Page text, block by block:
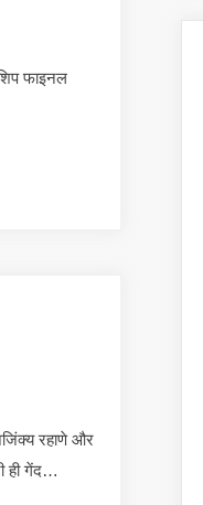
फाइनल
रहाणे और
ही गेंद…